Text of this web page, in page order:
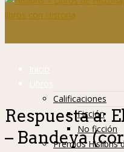
Inicio
Libros
Calificaciones
Ficción
No ficción
Premios Hislibris
Respuesta a:
– Bandeya